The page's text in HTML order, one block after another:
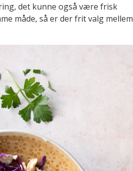
det kunne også være frisk
måde, så er der frit valg mellem